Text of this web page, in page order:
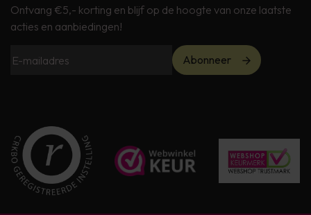
Ontvang €5,- korting en blijf op de hoogte van onze laatste
acties en aanbiedingen!
Abonneer